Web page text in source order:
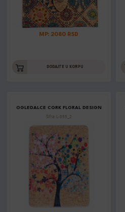
MP: 2080 RSD
DODAJTE U KORPU
OGLEDALCE CORK FLORAL DESIGN
Šifra: L-855_2